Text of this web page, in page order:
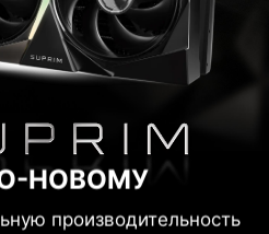
НОВОМУ
производительность